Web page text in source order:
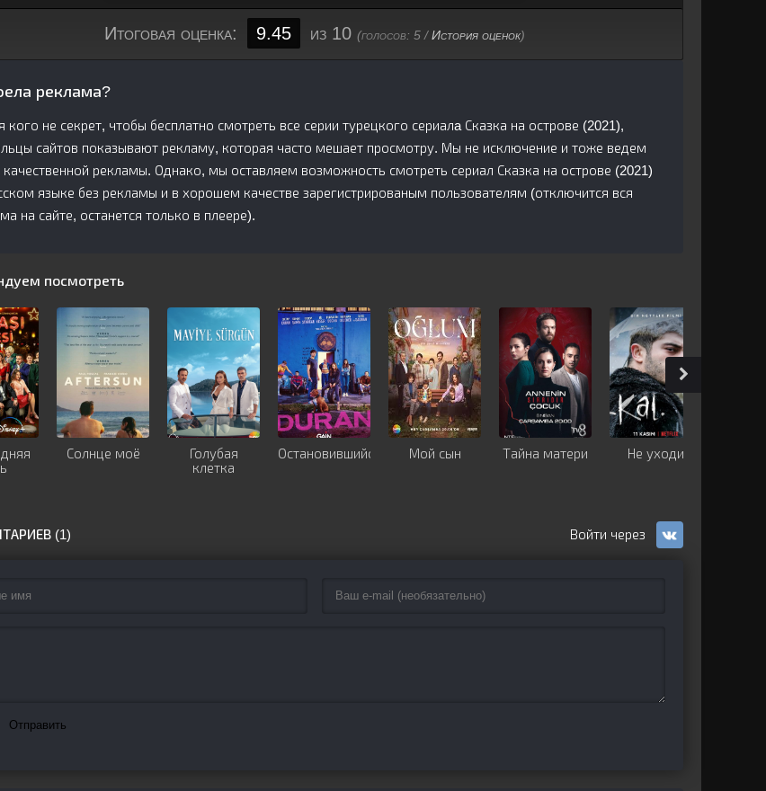
Итоговая оценка: 9.45 из 10 (голосов: 5 /История оценок)
реклама?
кого не секрет, чтобы бесплатно смотреть все серии турецкого сериалa Сказка на острове (2021),
сайтов показывают рекламу, которая часто мешает просмотру. Мы не исключение и тоже ведем
качественной рекламы. Однако, мы оставляем возможность смотреть сериал Сказка на острове (2021)
языке без рекламы и в хорошем качестве зарегистрированым пользователям (отключится вся
на сайте, останется только в плеере).
посмотреть
Солнце моё
Голубая
клетка
Остановившийся Мой сын Тайна матери Не уходи
(1)
Отправить